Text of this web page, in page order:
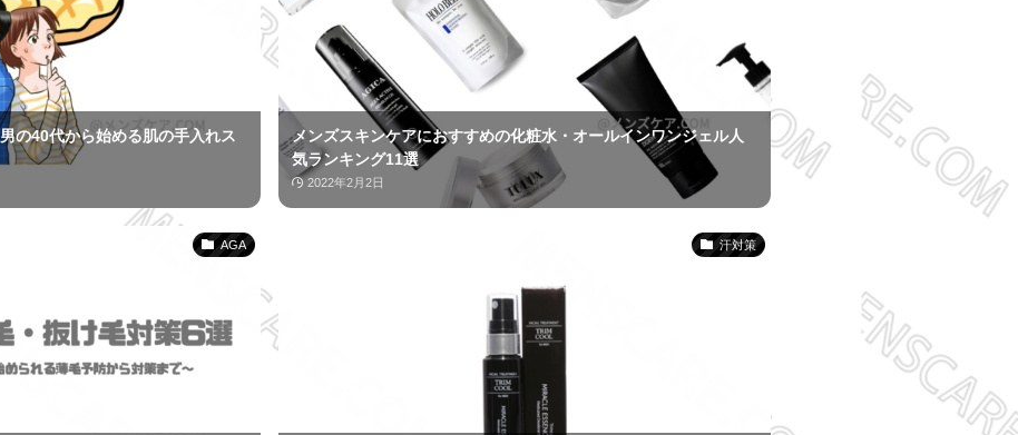
の40代から始める肌の手入れス
メンズスキンケアにおすすめの化粧水・オールインワンジェル人
気ランキング11選
2022年2月2日
AGA 汗対策